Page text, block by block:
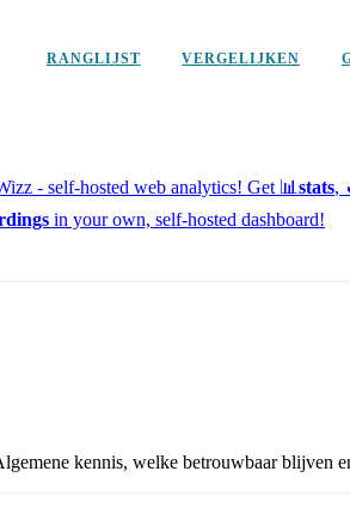
RANGLIJST VERGELIJKEN
- self-hosted web analytics! Get 📊 stats,
in your own, self-hosted dashboard!
kennis, welke betrouwbaar blijven